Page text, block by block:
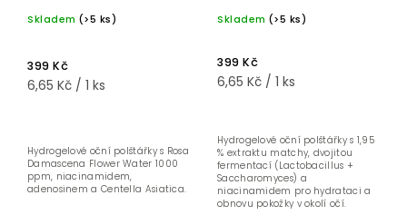
Skladem (>5 ks)
399 Kč
6,65 Kč / 1 ks
Hydrogelové oční polštářky s Rosa
Damascena Flower Water 1000
ppm, niacinamidem,
adenosinem a Centella Asiatica.
Skladem (>5 ks)
399 Kč
6,65 Kč / 1 ks
Hydrogelové oční polštářky s 1,95
% extraktu matchy, dvojitou
fermentací (Lactobacillus +
Saccharomyces) a
niacinamidem pro hydrataci a
obnovu pokožky v okolí očí.